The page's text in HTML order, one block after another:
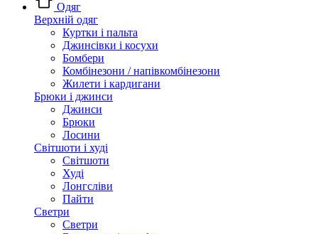
Одяг
Верхній одяг
Куртки і пальта
Джинсівки і косухи
Бомбери
Комбінезони / напівкомбінезони
Жилети і кардигани
Брюки і джинси
Джинси
Брюки
Лосини
Світшоти і худі
Світшоти
Худі
Лонгсліви
Пайти
Светри
Светри